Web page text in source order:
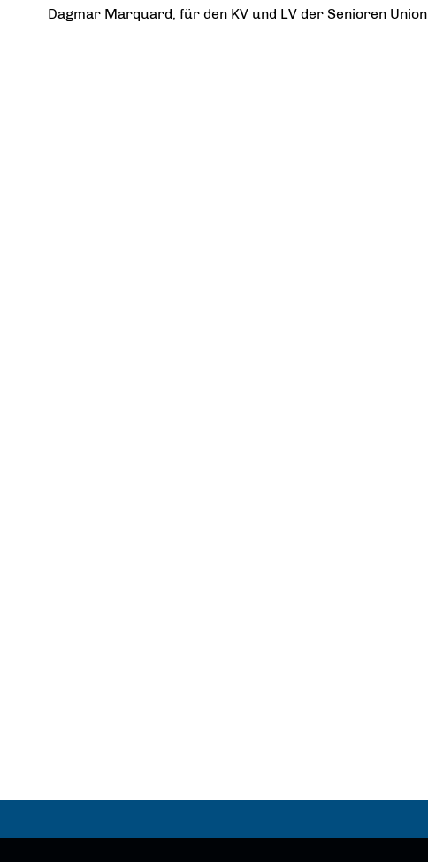
Dagmar Marquard, für den KV und LV der Senioren Union